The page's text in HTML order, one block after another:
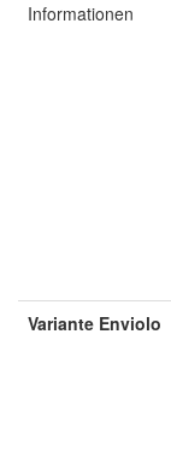
Informationen
Variante Enviolo